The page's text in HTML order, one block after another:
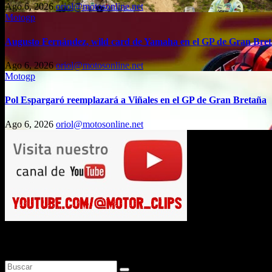
Ago 6, 2026oriol@motosonline.net
Motogp
Augusto Fernández, wild card de Yamaha en el GP de Gran
Ago 6, 2026oriol@motosonline.net
Motogp
Pol Espargaró reemplazará a Viñales en el GP de Gran Bretaña
Ago 6, 2026 oriol@motosonline.net